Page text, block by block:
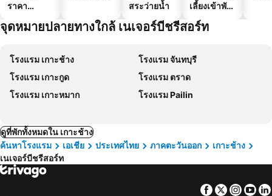
ราคา
สระว่ายน้ำ
เลี้ยงเข้าพัก
ได้
จุดหมายปลายทางใกล้ เนเจอร์บีชรีสอร์ท
โรงแรม เกาะช้าง
โรงแรม จันทบุรี
โรงแรม เกาะกูด
โรงแรม ตราด
โรงแรม เกาะหมาก
โรงแรม Pailin
ดูที่พักทั้งหมดใน เกาะช้าง
ค้นหาโรงแรม
เอเชีย ประเทศไทย ภาคตะวันออก
เกาะช้าง
เนเจอร์บีชรีสอร์ท
Facebook
Twitter